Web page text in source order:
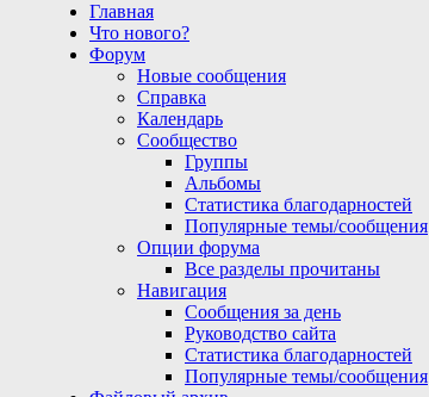
Главная
Что нового?
Форум
Новые сообщения
Справка
Календарь
Сообщество
Группы
Альбомы
Статистика благодарностей
Популярные темы/сообщения
Опции форума
Все разделы прочитаны
Навигация
Сообщения за день
Руководство сайта
Статистика благодарностей
Популярные темы/сообщения